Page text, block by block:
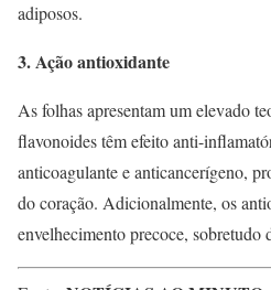
adiposos.
3. Ação antioxidante
As folhas apresentam um elevado
flavonoides têm efeito anti-
anticoagulante e anticancerígeno,
do coração. Adicionalmente, os
envelhecimento precoce, sobretudo